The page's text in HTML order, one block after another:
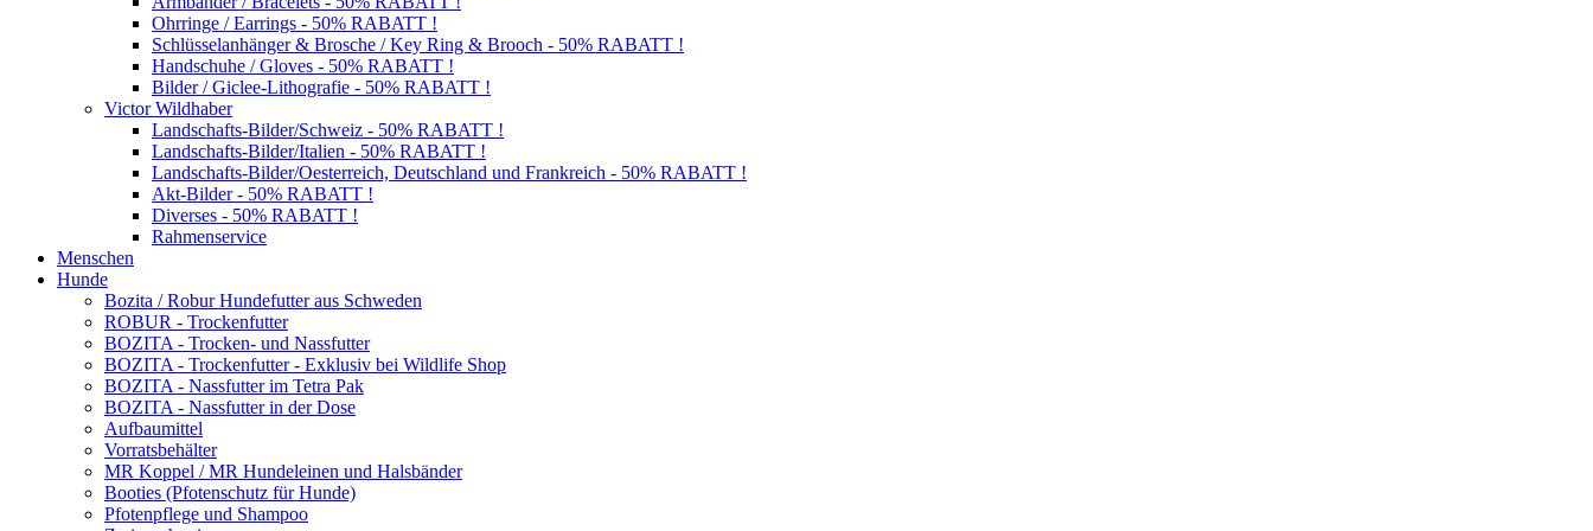
Ohrringe / Earrings - 50% RABATT !
Schlüsselanhänger & Brosche / Key Ring & Brooch - 50% RABATT !
Handschuhe / Gloves - 50% RABATT !
Bilder / Giclee-Lithografie - 50% RABATT !
Victor Wildhaber
Landschafts-Bilder/Schweiz - 50% RABATT !
Landschafts-Bilder/Italien - 50% RABATT !
Landschafts-Bilder/Oesterreich, Deutschland und Frankreich - 50% RABATT !
Akt-Bilder - 50% RABATT !
Diverses - 50% RABATT !
Rahmenservice
Menschen
Hunde
Bozita / Robur Hundefutter aus Schweden
ROBUR - Trockenfutter
BOZITA - Trocken- und Nassfutter
BOZITA - Trockenfutter - Exklusiv bei Wildlife Shop
BOZITA - Nassfutter im Tetra Pak
BOZITA - Nassfutter in der Dose
Aufbaumittel
Vorratsbehälter
MR Koppel / MR Hundeleinen und Halsbänder
Booties (Pfotenschutz für Hunde)
Pfotenpflege und Shampoo